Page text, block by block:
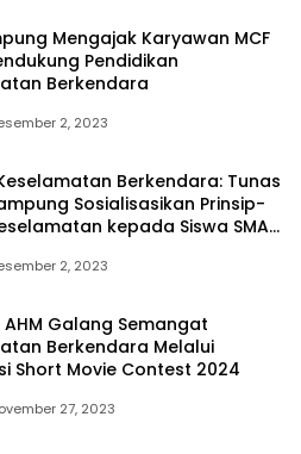
Mengajak Karyawan MCF
Pendidikan
Berkendara
2, 2023
Berkendara: Tunas
Sosialisasikan Prinsip-
kepada Siswa SMAN
2, 2023
Galang Semangat
Berkendara Melalui
Short Movie Contest 2024
27, 2023